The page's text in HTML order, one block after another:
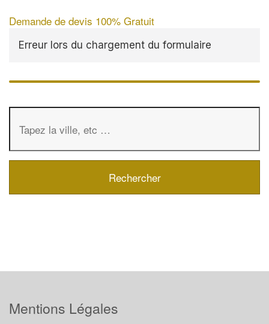
Demande de devis 100% Gratuit
Erreur lors du chargement du formulaire
Mentions Légales